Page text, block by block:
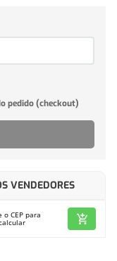
VENDEDORES
o CEP para